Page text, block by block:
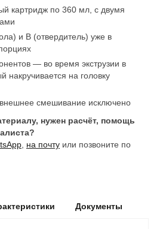
картридж по 360 мл, с двумя
и В (отвердитель) уже в
— во время экструзии в
накручивается на головку
смешивание исключено
нужен расчёт, помощь
, на почтуили позвоните по
Документы